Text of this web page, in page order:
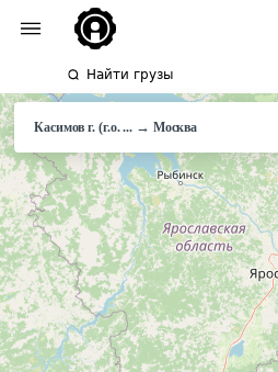
Найти грузы
Касимов г. (г.о. ... → Москва